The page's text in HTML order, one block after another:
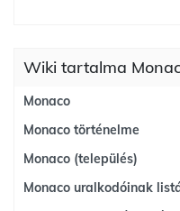
Wiki tartalma
Monaco
Monaco történelme
Monaco (település)
Monaco uralkodóinak